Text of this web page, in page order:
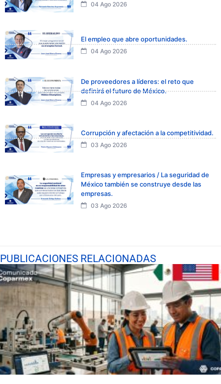
04 Ago 2026
El empleo que abre oportunidades.
04 Ago 2026
De proveedores a líderes: el reto que
definirá el futuro de México.
04 Ago 2026
Corrupción y afectación a la competitividad.
03 Ago 2026
Empresas y empresarios / La seguridad de
México también se construye desde las
empresas.
03 Ago 2026
PUBLICACIONES RELACIONADAS